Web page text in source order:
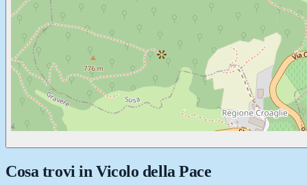
Cosa trovi in Vicolo della Pace